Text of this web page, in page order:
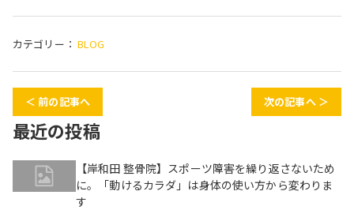
カテゴリー： BLOG
＜ 前の記事へ 次の記事へ ＞
最近の投稿
【岸和田 整骨院】スポーツ障害を繰り返さないため
に。「動けるカラダ」は身体の使い方から変わりま
す